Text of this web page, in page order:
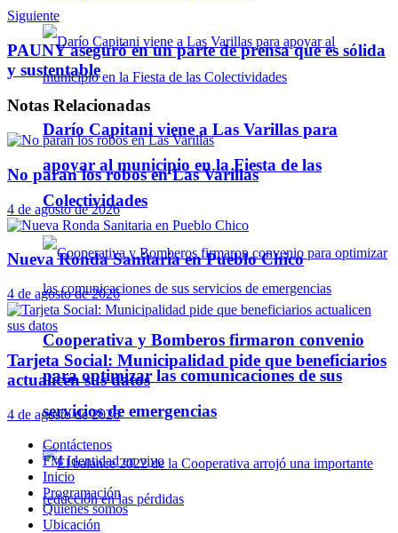
Darío Capitani viene a Las Varillas para
apoyar al municipio en la Fiesta de las
Colectividades
Cooperativa y Bomberos firmaron convenio
para optimizar las comunicaciones de sus
servicios de emergencias
Siguiente
PAUNY aseguró en un parte de prensa que es sólida
y sustentable
Notas Relacionadas
No paran los robos en Las Varillas
4 de agosto de 2026
Nueva Ronda Sanitaria en Pueblo Chico
4 de agosto de 2026
Tarjeta Social: Municipalidad pide que beneficiarios
actualicen sus datos
4 de agosto de 2026
Contáctenos
FM Identidad en vivo
Inicio
Programación
Quienes somos
Ubicación